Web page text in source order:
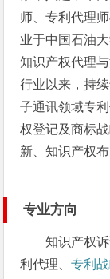
师、专利代理
业于中国石油
知识产权代理
行业以来，持
子通讯领域专
权登记及商标
新、知识产权
专业方向
知识产权
利代理、专利